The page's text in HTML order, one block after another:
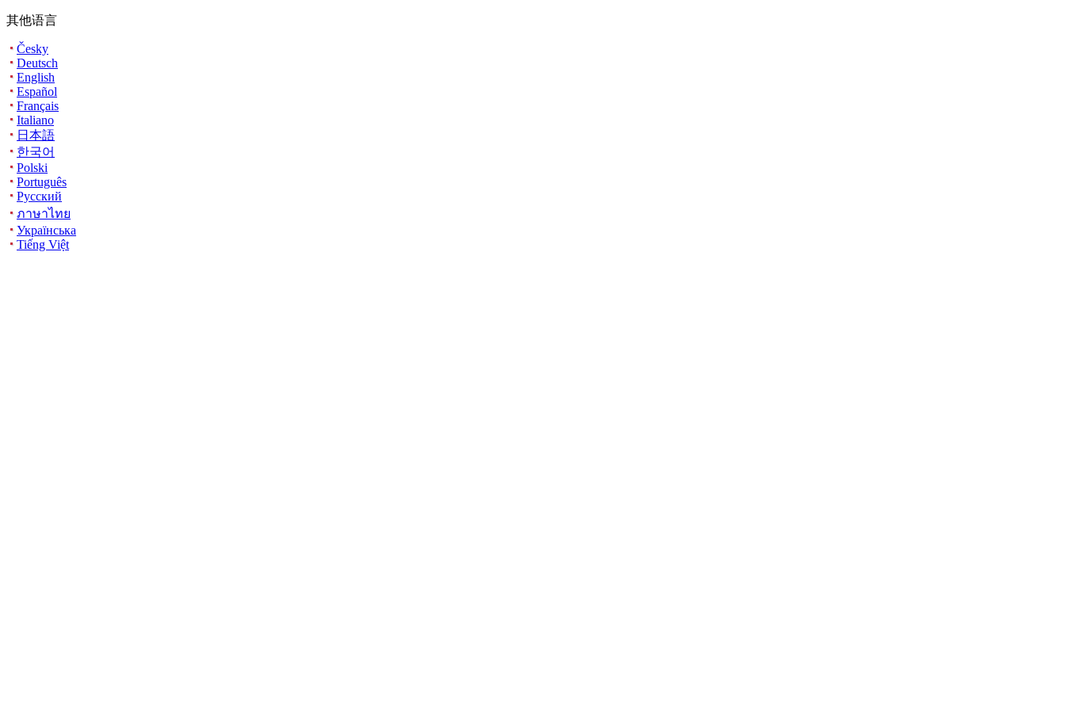
其他语言
Česky
Deutsch
English
Español
Français
Italiano
日本語
한국어
Polski
Português
Русский
ภาษาไทย
Українська
Tiếng Việt